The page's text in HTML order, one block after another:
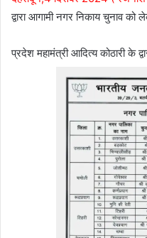
द्वारा आगामी नगर निकाय चुनाव को
प्रदेश महामंत्री आदित्य कोठारी के